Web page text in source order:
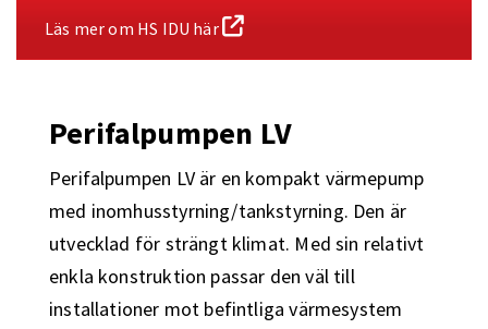
Läs mer om HS IDU här
Perifalpumpen LV
Perifalpumpen LV är en kompakt värmepump
med inomhusstyrning/tankstyrning. Den är
utvecklad för strängt klimat. Med sin relativt
enkla konstruktion passar den väl till
installationer mot befintliga värmesystem